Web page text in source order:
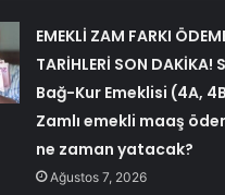
EMEKLİ ZAM FARKI
TARİHLERİ SON DAKİKA!
Bağ-Kur Emeklisi (4A,
Zamlı emekli maaş
ne zaman yatacak?
Ağustos 7, 2026